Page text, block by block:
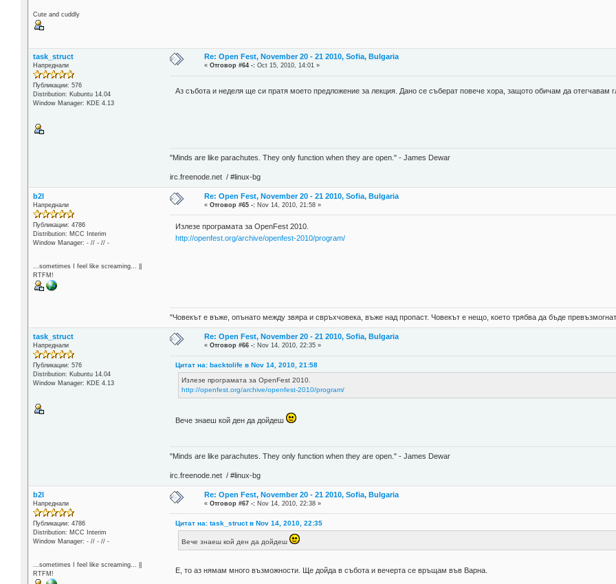
Cute and cuddly
task_struct
Напреднали
Публикации: 576
Distribution: Kubuntu 14.04
Window Manager: KDE 4.13
Re: Open Fest, November 20 - 21 2010, Sofia, Bulgaria
«Отговор #64 -: Oct 15, 2010, 14:01 »
Аз събота и неделя ще си пратя моето предложение за лекция. Дано се съберат повече хора, защото обичам да отегчавам
"Minds are like parachutes. They only function when they are open." - James Dewar
irc.freenode.net / #linux-bg
b2l
Напреднали
Публикации: 4786
Distribution: MCC Interim
Window Manager: - // - // -
...sometimes I feel like screaming... ||
RTFM!
Re: Open Fest, November 20 - 21 2010, Sofia, Bulgaria
«Отговор #65 -: Nov 14, 2010, 21:58 »
Излезе програмата за OpenFest 2010.
http://openfest.org/archive/openfest-2010/program/
"Човекът е въже, опънато между звяра и свръхчовека, въже над пропаст. Човекът е нещо, което трябва да бъде
task_struct
Напреднали
Публикации: 576
Distribution: Kubuntu 14.04
Window Manager: KDE 4.13
Re: Open Fest, November 20 - 21 2010, Sofia, Bulgaria
«Отговор #66 -: Nov 14, 2010, 22:35 »
Цитат на: backtolife в Nov 14, 2010, 21:58
Излезе програмата за OpenFest 2010.
http://openfest.org/archive/openfest-2010/program/
Вече знаеш кой ден да дойдеш
"Minds are like parachutes. They only function when they are open." - James Dewar
irc.freenode.net / #linux-bg
b2l
Напреднали
Публикации: 4786
Distribution: MCC Interim
Window Manager: - // - // -
...sometimes I feel like screaming... ||
RTFM!
Re: Open Fest, November 20 - 21 2010, Sofia, Bulgaria
«Отговор #67 -: Nov 14, 2010, 22:38 »
Цитат на: task_struct в Nov 14, 2010, 22:35
Вече знаеш кой ден да дойдеш
Е, то аз нямам много възможности. Ще дойда в събота и вечерта се връщам във Варна.